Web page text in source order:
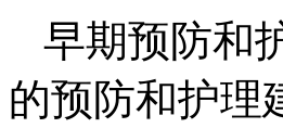
早期预防和
的预防和护理